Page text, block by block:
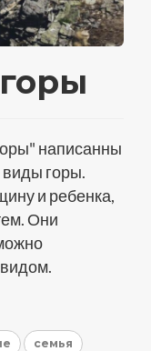
написанны
горы.
и ребенка,
Они
семья